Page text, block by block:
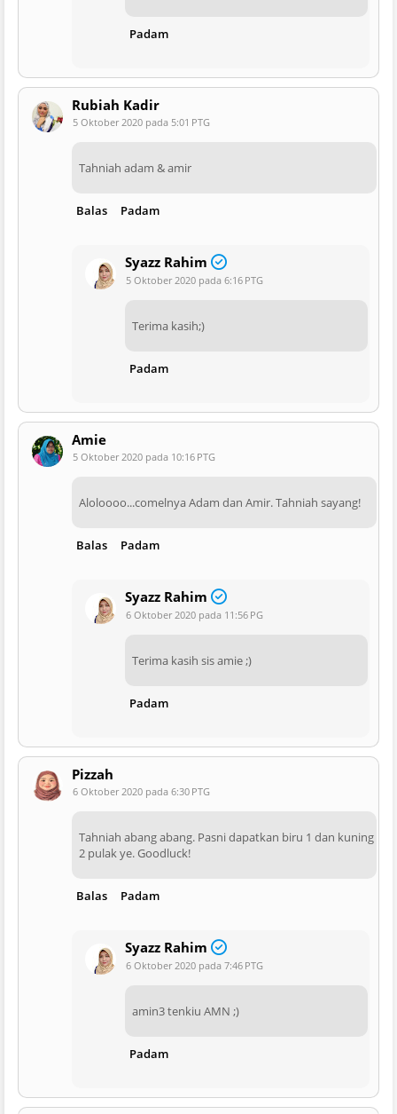
Padam
Rubiah Kadir
5 Oktober 2020 pada 5:01 PTG
Tahniah adam & amir
Balas Padam
Syazz Rahim
5 Oktober 2020 pada 6:16 PTG
Terima kasih;)
Padam
Amie
5 Oktober 2020 pada 10:16 PTG
Aloloooo...comelnya Adam dan Amir. Tahniah sayang!
Balas Padam
Syazz Rahim
6 Oktober 2020 pada 11:56 PG
Terima kasih sis amie ;)
Padam
Pizzah
6 Oktober 2020 pada 6:30 PTG
Tahniah abang abang. Pasni dapatkan biru 1 dan kuning
2 pulak ye. Goodluck!
Balas Padam
Syazz Rahim
6 Oktober 2020 pada 7:46 PTG
amin3 tenkiu AMN ;)
Padam